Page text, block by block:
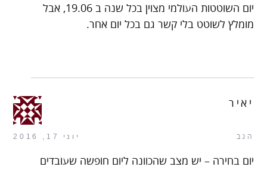
יום השוטטות העולמי מצוין בכל שנה ב 19.06, אבל
מומלץ לשוטט בלי קשר גם בכל יום אחר.
הגב יוני 17, 2016
יאיר
יום בחירה – יש מצב שהכוונה ליום חופשה שעובדים